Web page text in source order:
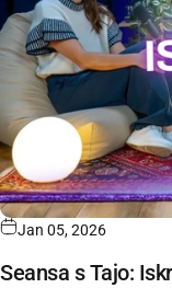
Jan 05, 2026
Seansa s Tajo: